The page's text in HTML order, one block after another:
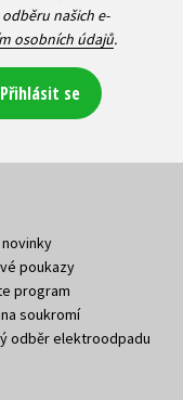
našich e-
osobních údajů.
Přihlásit se
novinky
poukazy
program
soukromí
odběr elektroodpadu